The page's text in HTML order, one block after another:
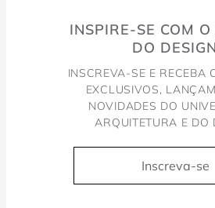
INSPIRE-SE COM
DO DESIGN
INSCREVA-SE E RECEBA
EXCLUSIVOS,
NOVIDADES DO
ARQUITETURA E DO
Inscreva-se